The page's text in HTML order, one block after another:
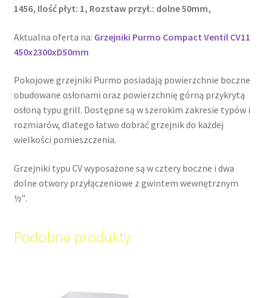
1456, Ilość płyt: 1, Rozstaw przył.: dolne 50mm,
Aktualna oferta na: Grzejniki Purmo Compact Ventil CV11
450x2300xD50mm
Pokojowe grzejniki Purmo posiadają powierzchnie boczne
obudowane osłonami oraz powierzchnię górną przykrytą
osłoną typu grill. Dostępne są w szerokim zakresie typów i
rozmiarów, dlatego łatwo dobrać grzejnik do każdej
wielkości pomieszczenia.
Grzejniki typu CV wyposażone są w cztery boczne i dwa
dolne otwory przyłączeniowe z gwintem wewnętrznym
½″.
Podobne produkty